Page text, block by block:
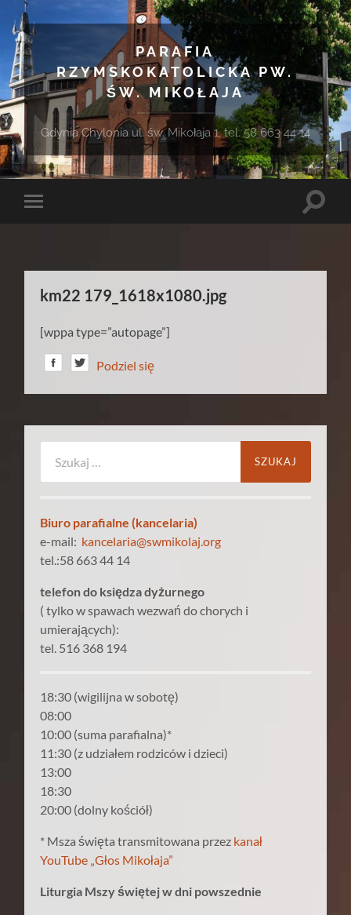
PARAFIA
RZYMSKOKATOLICKA PW.
ŚW. MIKOŁAJA
Gdynia Chylonia ul. św. Mikołaja 1, tel. 58 663 44 14
Toggle
Toggle
km22 179_1618x1080.jpg
[wppa type=”autopage”]
Podziel się
Biuro parafialne (kancelaria)
e-mail: kancelaria@swmikolaj.org
tel.:58 663 44 14
telefon do księdza dyżurnego
( tylko w spawach wezwań do chorych i
umierających):
tel. 516 368 194
18:30 (wigilijna w sobotę)
08:00
10:00 (suma parafialna)*
11:30 (z udziałem rodziców i dzieci)
13:00
18:30
20:00 (dolny kościół)
* Msza święta transmitowana przez kanał
YouTube „Głos Mikołaja”
Liturgia Mszy świętej w dni powszednie